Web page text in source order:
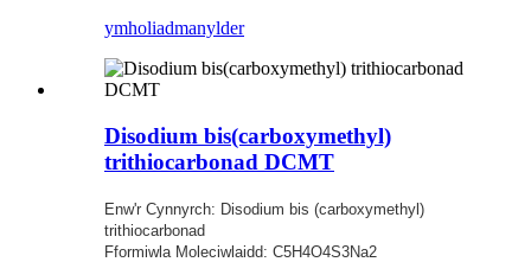
ymholiadmanylder
Disodium bis(carboxymethyl)
trithiocarbonad DCMT
Enw'r Cynnyrch: Disodium bis (carboxymethyl)
trithiocarbonad
Fformiwla Moleciwlaidd: C5H4O4S3Na2